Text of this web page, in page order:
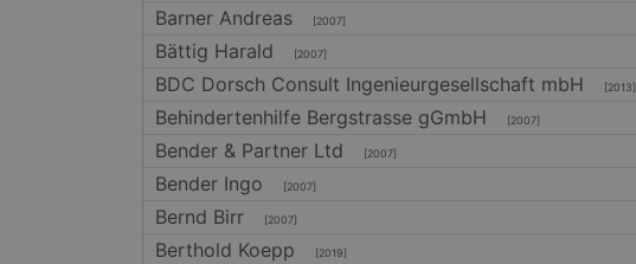
Barner Andreas [2007]
Bättig Harald [2007]
BDC Dorsch Consult Ingenieurgesellschaft mbH [2013]
Behindertenhilfe Bergstrasse gGmbH [2007]
Bender & Partner Ltd [2007]
Bender Ingo [2007]
Bernd Birr [2007]
Berthold Koepp [2019]